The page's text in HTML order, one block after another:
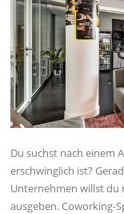
Du suchst nach einem
erschwinglich ist?
Unternehmen willst du
ausgeben. Coworking-